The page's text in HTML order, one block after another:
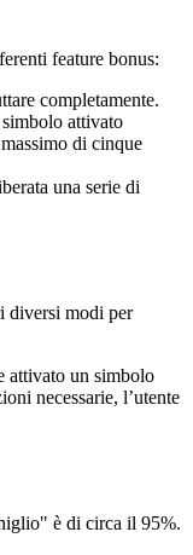
feature bonus:
completamente.
attivato
di cinque
una serie di
diversi modi per
attivato un simbolo
necessarie, l’utente
è di circa il 95%.